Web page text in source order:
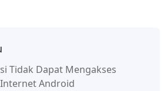
Tidak Dapat Mengakses
Android